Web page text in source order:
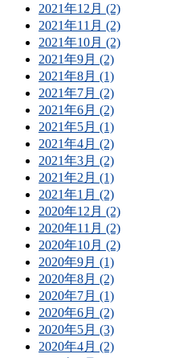
2021年12月 (2)
2021年11月 (2)
2021年10月 (2)
2021年9月 (2)
2021年8月 (1)
2021年7月 (2)
2021年6月 (2)
2021年5月 (1)
2021年4月 (2)
2021年3月 (2)
2021年2月 (1)
2021年1月 (2)
2020年12月 (2)
2020年11月 (2)
2020年10月 (2)
2020年9月 (1)
2020年8月 (2)
2020年7月 (1)
2020年6月 (2)
2020年5月 (3)
2020年4月 (2)